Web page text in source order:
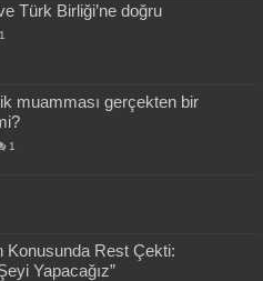
Türk Birliği’ne doğru
1
muamması gerçekten bir
1
Konusunda Rest Çekti:
Yapacağız”